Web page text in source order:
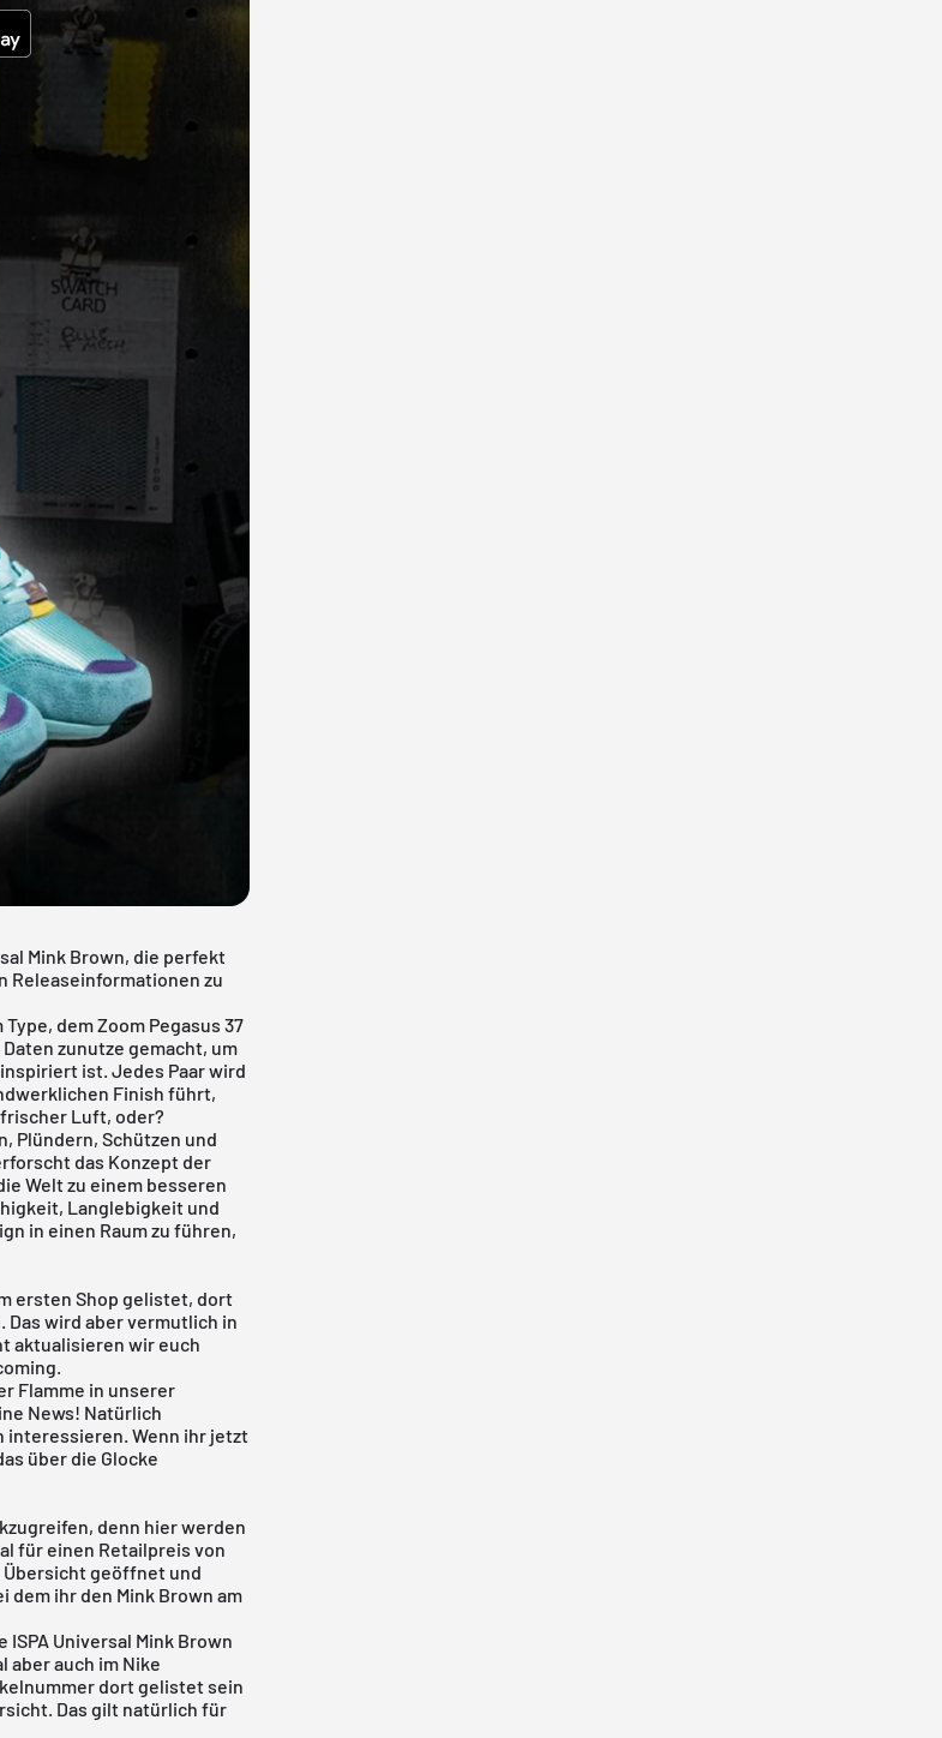
Mink Brown, die perfekt
Releaseinformationen zu
dem Zoom Pegasus 37
zunutze gemacht, um
ist. Jedes Paar wird
Finish führt,
Luft, oder?
Plündern, Schützen und
das Konzept der
Welt zu einem besseren
Langlebigkeit und
in einen Raum zu führen,
ersten Shop gelistet, dort
Das wird aber vermutlich in
aktualisieren wir euch
Flamme in unserer
News! Natürlich
interessieren. Wenn ihr jetzt
über die Glocke
denn hier werden
für einen Retailpreis von
Übersicht geöffnet und
dem ihr den Mink Brown am
Universal Mink Brown
aber auch im Nike
dort gelistet sein
. Das gilt natürlich für